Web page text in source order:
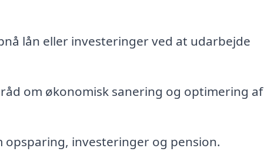
lån eller investeringer ved at udarbejde
om økonomisk sanering og optimering af
opsparing, investeringer og pension.